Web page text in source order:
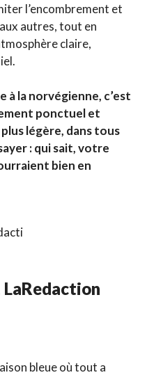
l’encombrement et
autres, tout en
claire,
à la norvégienne, c’est
ponctuel et
légère, dans tous
: qui sait, votre
bien en
LaRedaction
bleue où tout a